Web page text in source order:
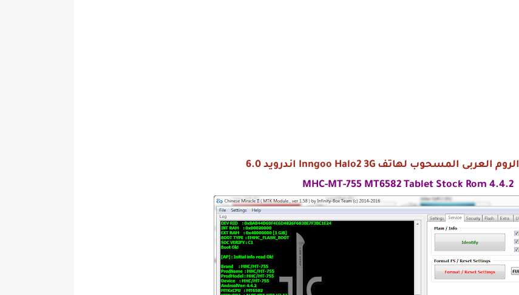
الروم العربى المسحوب لهاتف Inngoo Halo2 3G اندرويد 6.0
MHC-MT-755 MT6582 Tablet Stock Rom 4.4.2